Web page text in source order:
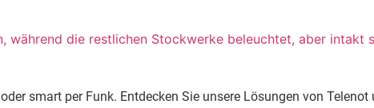
smart per Funk. Entdecken Sie unsere Lösungen von Telenot